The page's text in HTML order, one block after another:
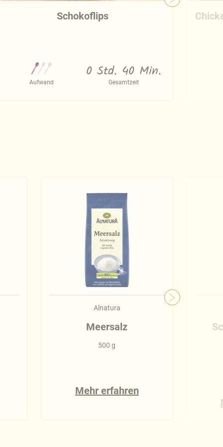
Schokoflips
Aufwand
0 Std. 40 Min.
Gesamtzeit
Alnatura
Meersalz
500 g
Mehr erfahren